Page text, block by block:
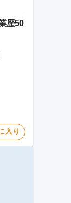
歴50
入り